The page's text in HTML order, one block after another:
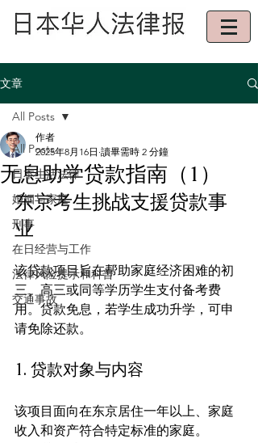
文章
All Posts
日本生活法律
婚姻与家庭
刑事
在日经营与工作
法律风险提示和科普
交通事故
All Posts
无息助学贷款指南（1）
作者
2025年8月16日 讀畢需時 2 分鐘
东京考生挑战支援贷款事
业
该贷款项目旨在帮助家庭经济困难的初
三、高三或同等学历学生支付备考费
用。贷款免息，若学生成功升学，可申
请免除还款。
1. 贷款对象与内容
该项目面向在东京居住一年以上、家庭
收入和资产符合特定标准的家庭。